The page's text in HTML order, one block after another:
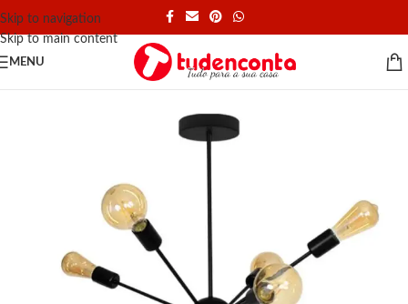
Skip to navigation
Skip to main content
MENU